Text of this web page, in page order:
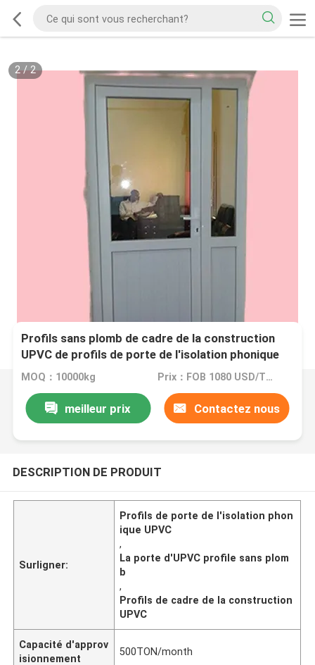
2/2
Profils sans plomb de cadre de la construction
UPVC de profils de porte de l'isolation phonique
UPVC
MOQ：10000kg Prix：FOB 1080 USD/TON
meilleur prix Contactez nous
DESCRIPTION DE PRODUIT
Surligner:
Profils de porte de l'isolation phon
ique UPVC
,
La porte d'UPVC profile sans plom
b
,
Profils de cadre de la construction
UPVC
Capacité d'approv
isionnement
500TON/month